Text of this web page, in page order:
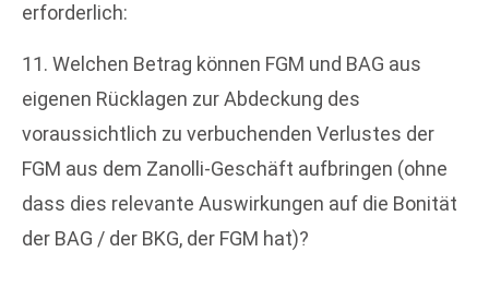
erforderlich:
11. Welchen Betrag können FGM und BAG aus
eigenen Rücklagen zur Abdeckung des
voraussichtlich zu verbuchenden Verlustes der
FGM aus dem Zanolli-Geschäft aufbringen (ohne
dass dies relevante Auswirkungen auf die Bonität
der BAG / der BKG, der FGM hat)?